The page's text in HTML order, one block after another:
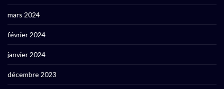
mars 2024
février 2024
janvier 2024
décembre 2023